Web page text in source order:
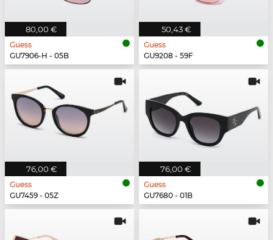
80,00 €
Guess
GU7906-H - 05B
50,43 €
Guess
GU9208 - 59F
76,00 €
Guess
GU7459 - 05Z
76,00 €
Guess
GU7680 - 01B